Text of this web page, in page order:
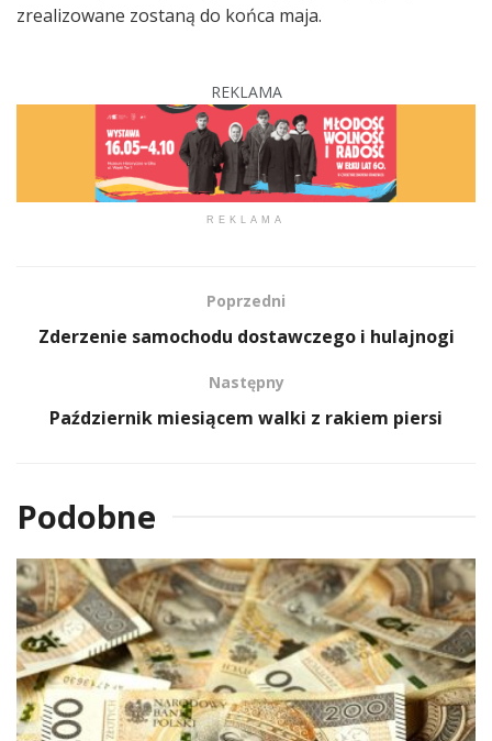
zrealizowane zostaną do końca maja.
REKLAMA
REKLAMA
Poprzedni
Zderzenie samochodu dostawczego i hulajnogi
Następny
Październik miesiącem walki z rakiem piersi
Podobne